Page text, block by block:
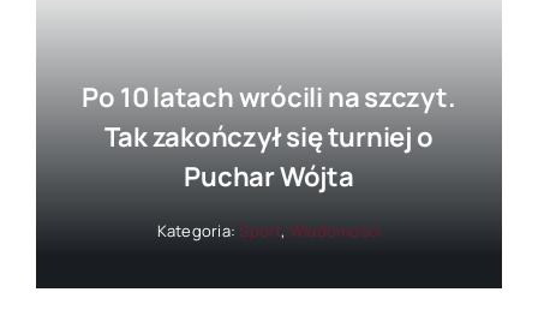
Po 10 latach wrócili na szczyt.
Tak zakończył się turniej o
Puchar Wójta
Kategoria: Sport, Wiadomości